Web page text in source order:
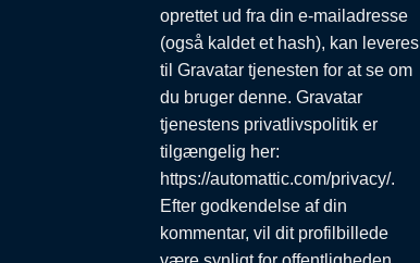
oprettet ud fra din e-mailadresse
(også kaldet et hash), kan leveres
til Gravatar tjenesten for at se om
du bruger denne. Gravatar
tjenestens privatlivspolitik er
tilgængelig her:
https://automattic.com/privacy/.
Efter godkendelse af din
kommentar, vil dit profilbillede